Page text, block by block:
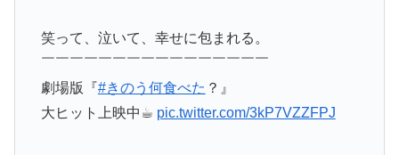
笑って、泣いて、幸せに包まれる。
￣￣￣￣￣￣￣￣￣￣￣￣￣￣￣￣
劇場版『#きのう何食べた ？』
大ヒット上映中☕︎ pic.twitter.com/3kP7VZZFPJ